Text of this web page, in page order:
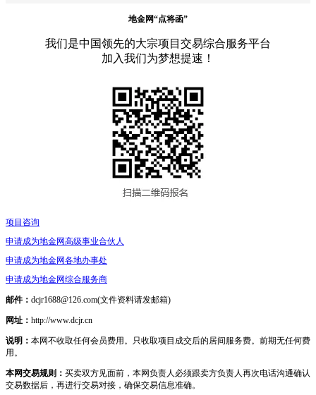
地金网“点将函”
我们是中国领先的大宗项目交易综合服务平台
加入我们为梦想提速！
项目咨询
申请成为地金网高级事业合伙人
申请成为地金网各地办事处
申请成为地金网综合服务商
邮件： dcjr1688@126.com(文件资料请发邮箱)
网址： http://www.dcjr.cn
说明： 本网不收取任何会员费用。只收取项目成交后的居间服务费。前期无任何费
用。
本网交易规则： 买卖双方见面前，本网负责人必须跟卖方负责人再次电话沟通确认
交易数据后，再进行交易对接，确保交易信息准确。